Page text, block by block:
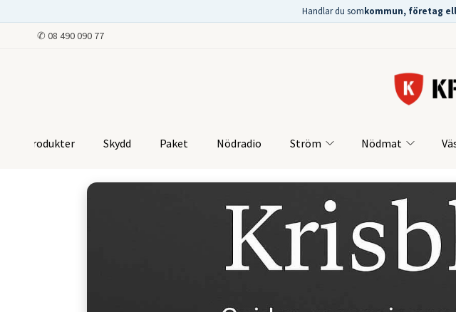
Handlar du somkommun, företag
✆ 08 490 090 77
Produkter Skydd Paket Nödradio Ström Nödmat